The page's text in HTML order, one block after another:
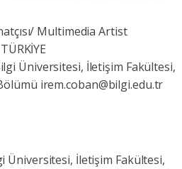
Multimedia Artist
TÜRKİYE
Üniversitesi, İletişim Fakültesi,
irem.coban@bilgi.edu.tr
Üniversitesi, İletişim Fakültesi,